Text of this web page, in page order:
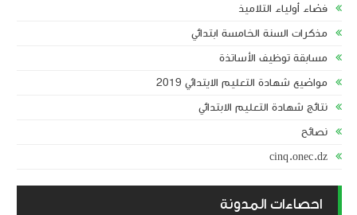
فضاء أولياء التلاميذ
مذكرات السنة الخامسة ابتدائي
مسابقة توظيف الأساتذة
مواضيع شهادة التعليم الايتدائي 2019
نتائج شهادة التعليم الابتدائي
نصائح
cinq.onec.dz
احصاءات المدونة